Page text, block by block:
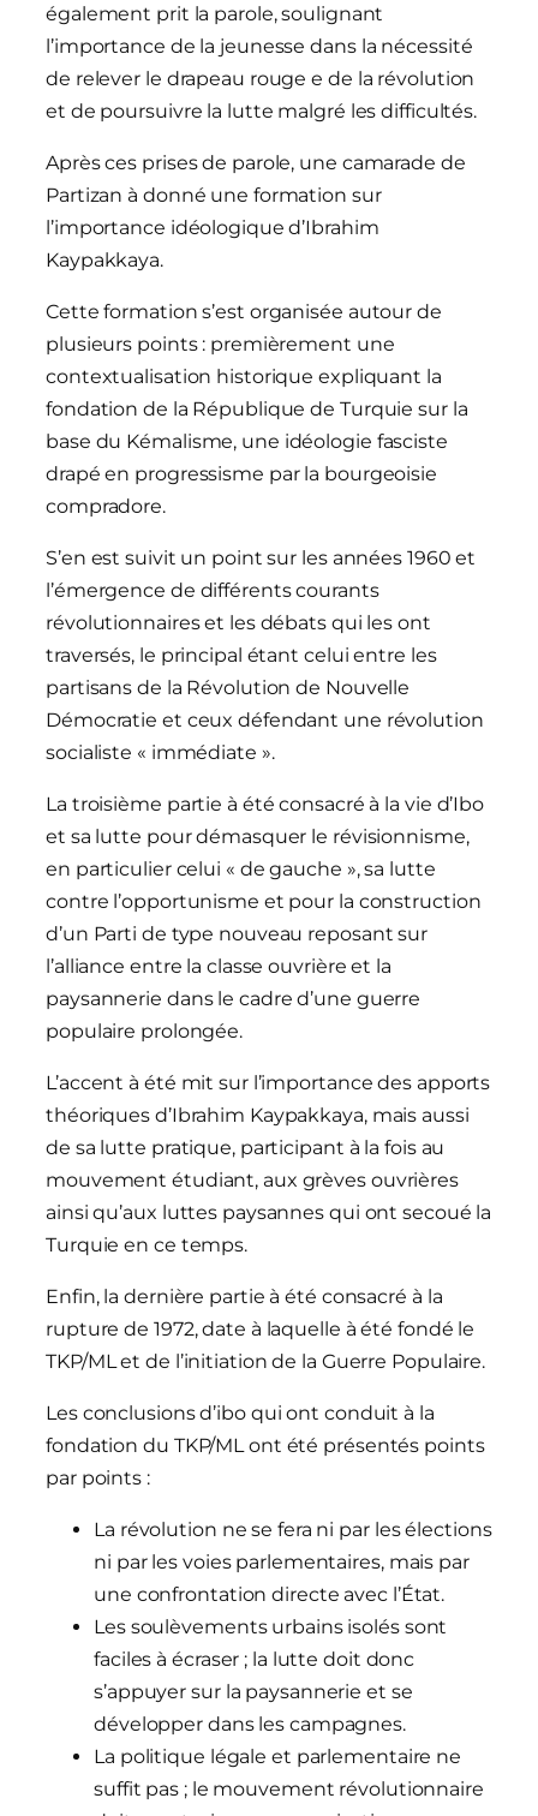
également prit la parole, soulignant
l’importance de la jeunesse dans la nécessité
de relever le drapeau rouge e de la révolution
et de poursuivre la lutte malgré les difficultés.
Après ces prises de parole, une camarade de
Partizan à donné une formation sur
l’importance idéologique d’Ibrahim
Kaypakkaya.
Cette formation s’est organisée autour de
plusieurs points : premièrement une
contextualisation historique expliquant la
fondation de la République de Turquie sur la
base du Kémalisme, une idéologie fasciste
drapé en progressisme par la bourgeoisie
compradore.
S’en est suivit un point sur les années 1960 et
l’émergence de différents courants
révolutionnaires et les débats qui les ont
traversés, le principal étant celui entre les
partisans de la Révolution de Nouvelle
Démocratie et ceux défendant une révolution
socialiste « immédiate ».
La troisième partie à été consacré à la vie d’Ibo
et sa lutte pour démasquer le révisionnisme,
en particulier celui « de gauche », sa lutte
contre l’opportunisme et pour la construction
d’un Parti de type nouveau reposant sur
l’alliance entre la classe ouvrière et la
paysannerie dans le cadre d’une guerre
populaire prolongée.
L’accent à été mit sur l’importance des apports
théoriques d’Ibrahim Kaypakkaya, mais aussi
de sa lutte pratique, participant à la fois au
mouvement étudiant, aux grèves ouvrières
ainsi qu’aux luttes paysannes qui ont secoué la
Turquie en ce temps.
Enfin, la dernière partie à été consacré à la
rupture de 1972, date à laquelle à été fondé le
TKP/ML et de l’initiation de la Guerre Populaire.
Les conclusions d’ibo qui ont conduit à la
fondation du TKP/ML ont été présentés points
par points :
La révolution ne se fera ni par les élections
ni par les voies parlementaires, mais par
une confrontation directe avec l’État.
Les soulèvements urbains isolés sont
faciles à écraser ; la lutte doit donc
s’appuyer sur la paysannerie et se
développer dans les campagnes.
La politique légale et parlementaire ne
suffit pas ; le mouvement révolutionnaire